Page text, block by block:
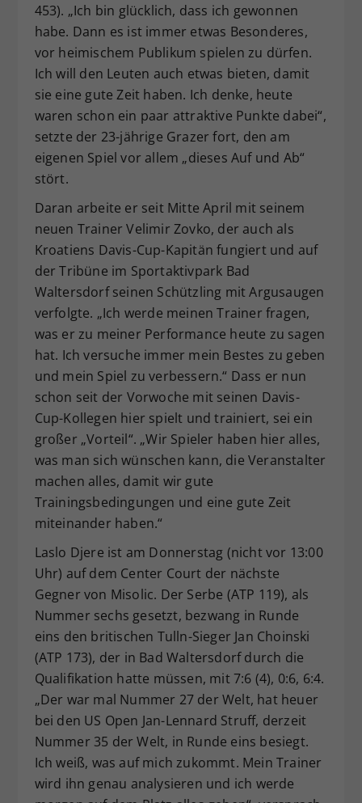
453). „Ich bin glücklich, dass ich gewonnen
habe. Dann es ist immer etwas Besonderes,
vor heimischem Publikum spielen zu dürfen.
Ich will den Leuten auch etwas bieten, damit
sie eine gute Zeit haben. Ich denke, heute
waren schon ein paar attraktive Punkte dabei“,
setzte der 23-jährige Grazer fort, den am
eigenen Spiel vor allem „dieses Auf und Ab“
stört.
Daran arbeite er seit Mitte April mit seinem
neuen Trainer Velimir Zovko, der auch als
Kroatiens Davis-Cup-Kapitän fungiert und auf
der Tribüne im Sportaktivpark Bad
Waltersdorf seinen Schützling mit Argusaugen
verfolgte. „Ich werde meinen Trainer fragen,
was er zu meiner Performance heute zu sagen
hat. Ich versuche immer mein Bestes zu geben
und mein Spiel zu verbessern.“ Dass er nun
schon seit der Vorwoche mit seinen Davis-
Cup-Kollegen hier spielt und trainiert, sei ein
großer „Vorteil“. „Wir Spieler haben hier alles,
was man sich wünschen kann, die Veranstalter
machen alles, damit wir gute
Trainingsbedingungen und eine gute Zeit
miteinander haben.“
Laslo Djere ist am Donnerstag (nicht vor 13:00
Uhr) auf dem Center Court der nächste
Gegner von Misolic. Der Serbe (ATP 119), als
Nummer sechs gesetzt, bezwang in Runde
eins den britischen Tulln-Sieger Jan Choinski
(ATP 173), der in Bad Waltersdorf durch die
Qualifikation hatte müssen, mit 7:6 (4), 0:6, 6:4.
„Der war mal Nummer 27 der Welt, hat heuer
bei den US Open Jan-Lennard Struff, derzeit
Nummer 35 der Welt, in Runde eins besiegt.
Ich weiß, was auf mich zukommt. Mein Trainer
wird ihn genau analysieren und ich werde